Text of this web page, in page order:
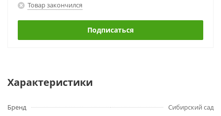
Товар закончился
Подписаться
Характеристики
Бренд
Сибирский сад